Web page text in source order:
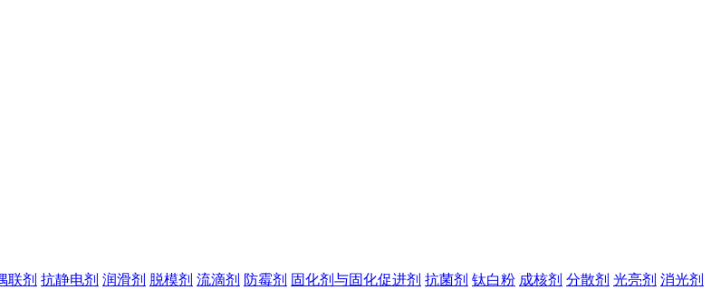
联剂 抗静电剂 润滑剂 脱模剂 流滴剂 防霉剂 固化剂与固化促进剂 抗菌剂 钛白粉 成核剂 分散剂 光亮剂 消光剂